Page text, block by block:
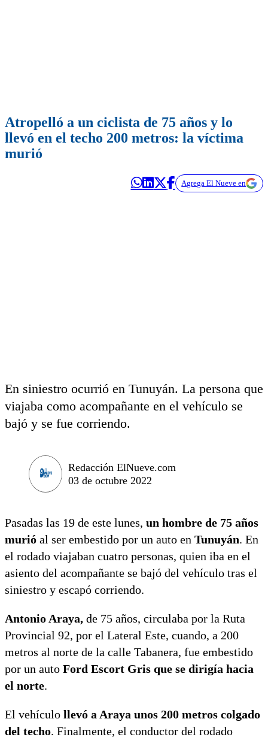
Atropelló a un ciclista de 75 años y lo
llevó en el techo 200 metros: la víctima
murió
Agrega El Nueve en
En siniestro ocurrió en Tunuyán. La persona que
viajaba como acompañante en el vehículo se
bajó y se fue corriendo.
Redacción ElNueve.com
03 de octubre 2022
Pasadas las 19 de este lunes, un hombre de 75 años
murió al ser embestido por un auto en Tunuyán. En
el rodado viajaban cuatro personas, quien iba en el
asiento del acompañante se bajó del vehículo tras el
siniestro y escapó corriendo.
Antonio Araya, de 75 años, circulaba por la Ruta
Provincial 92, por el Lateral Este, cuando, a 200
metros al norte de la calle Tabanera, fue embestido
por un auto Ford Escort Gris que se dirigía hacia
el norte.
El vehículo llevó a Araya unos 200 metros colgado
del techo. Finalmente, el conductor del rodado